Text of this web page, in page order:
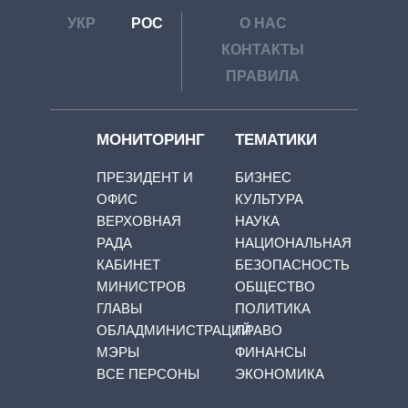
УКР РОС
О НАС
КОНТАКТЫ
ПРАВИЛА
МОНИТОРИНГ
ПРЕЗИДЕНТ И
ОФИС
ВЕРХОВНАЯ
РАДА
КАБИНЕТ
МИНИСТРОВ
ГЛАВЫ
ОБЛАДМИНИСТРАЦИЙ
МЭРЫ
ВСЕ ПЕРСОНЫ
ТЕМАТИКИ
БИЗНЕС
КУЛЬТУРА
НАУКА
НАЦИОНАЛЬНАЯ
БЕЗОПАСНОСТЬ
ОБЩЕСТВО
ПОЛИТИКА
ПРАВО
ФИНАНСЫ
ЭКОНОМИКА